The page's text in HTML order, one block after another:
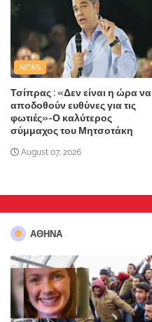
NEWS
Τσίπρας : «Δεν είναι η ώρα να
αποδοθούν ευθύνες για τις
φωτιές»-Ο καλύτερος
σύμμαχος του Μητσοτάκη
August 07, 2026
ΑΘΗΝΑ